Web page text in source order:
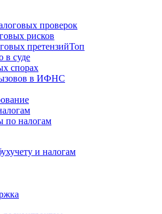
проверок
рисков
претензийТоп
в суде
спорах
в ИФНС
по налогам
и налогам